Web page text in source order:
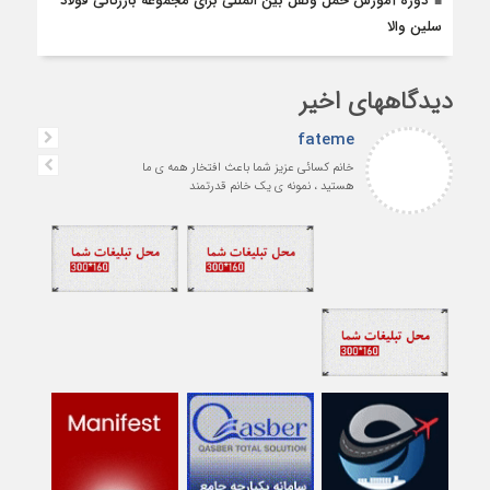
سلین والا
دیدگاههای اخیر
fateme
خانم کسائی عزیز شما باعث افتخار همه ی ما
هستید ، نمونه ی یک خانم قدرتمند